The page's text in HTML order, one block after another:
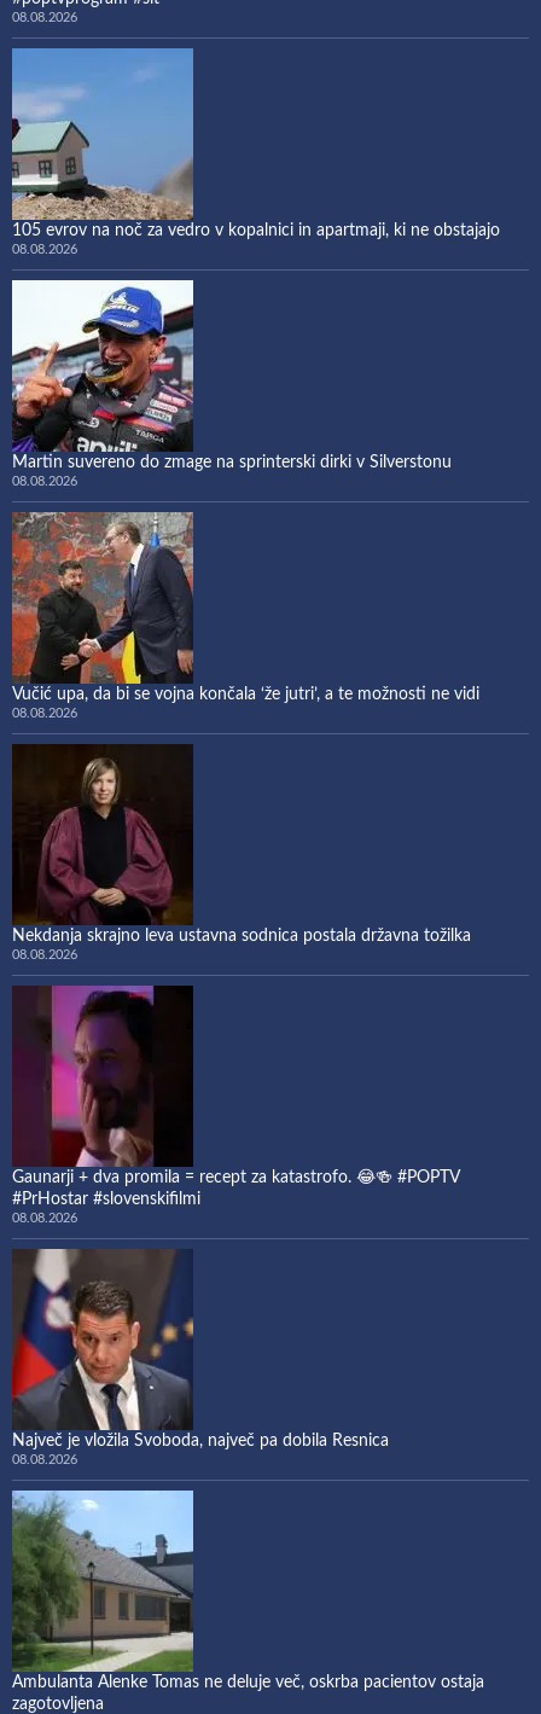
08.08.2026
105 evrov na noč za vedro v kopalnici in apartmaji, ki ne obstajajo
08.08.2026
Martin suvereno do zmage na sprinterski dirki v Silverstonu
08.08.2026
Vučić upa, da bi se vojna končala ‘že jutri’, a te možnosti ne vidi
08.08.2026
Nekdanja skrajno leva ustavna sodnica postala državna tožilka
08.08.2026
Gaunarji + dva promila = recept za katastrofo. 😂🍻 #POPTV
#PrHostar #slovenskifilmi
08.08.2026
Največ je vložila Svoboda, največ pa dobila Resnica
08.08.2026
Ambulanta Alenke Tomas ne deluje več, oskrba pacientov ostaja
zagotovljena